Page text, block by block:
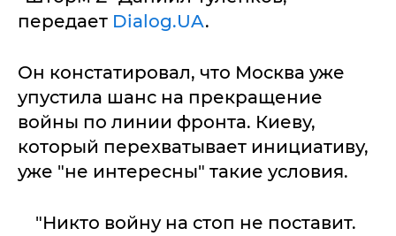
передает Dialog.UA.
Он констатировал, что Москва уже
упустила шанс на прекращение
войны по линии фронта. Киеву,
который перехватывает инициативу,
уже "не интересны" такие условия.
"Никто войну на стоп не поставит.